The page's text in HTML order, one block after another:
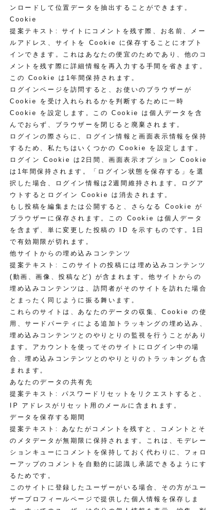
ンロードして位置データを抽出することができます。
Cookie
提案テキスト: サイトにコメントを残す際、お名前、メー
ルアドレス、サイトを Cookie に保存することにオプト
インできます。これはあなたの便宜のためであり、他のコ
メントを残す際に詳細情報を再入力する手間を省きます。
この Cookie は1年間保持されます。
ログインページを訪問すると、お使いのブラウザーが
Cookie を受け入れられるかを判断するために一時
Cookie を設定します。この Cookie は個人データを含
んでおらず、ブラウザーを閉じると廃棄されます。
ログインの際さらに、ログイン情報と画面表示情報を保持
するため、私たちはいくつかの Cookie を設定します。
ログイン Cookie は2日間、画面表示オプション Cookie
は1年間保持されます。「ログイン状態を保存する」を選
択した場合、ログイン情報は2週間維持されます。ログア
ウトするとログイン Cookie は消去されます。
もし投稿を編集または公開すると、さらなる Cookie が
ブラウザーに保存されます。この Cookie は個人データ
を含まず、単に変更した投稿の ID を示すものです。1日
で有効期限が切れます。
他サイトからの埋め込みコンテンツ
提案テキスト: このサイトの投稿には埋め込みコンテンツ
(動画、画像、投稿など) が含まれます。他サイトからの
埋め込みコンテンツは、訪問者がそのサイトを訪れた場合
とまったく同じように振る舞います。
これらのサイトは、あなたのデータの収集、Cookie の使
用、サードパーティによる追加トラッキングの埋め込み、
埋め込みコンテンツとのやりとりの監視を行うことがあり
ます。アカウントを使ってそのサイトにログイン中の場
合、埋め込みコンテンツとのやりとりのトラッキングも含
まれます。
あなたのデータの共有先
提案テキスト: パスワードリセットをリクエストすると、
IP アドレスがリセット用のメールに含まれます。
データを保存する期間
提案テキスト: あなたがコメントを残すと、コメントとそ
のメタデータが無期限に保持されます。これは、モデレー
ションキューにコメントを保持しておく代わりに、フォロ
ーアップのコメントを自動的に認識し承認できるようにす
るためです。
このサイトに登録したユーザーがいる場合、その方がユー
ザープロフィールページで提供した個人情報を保存しま